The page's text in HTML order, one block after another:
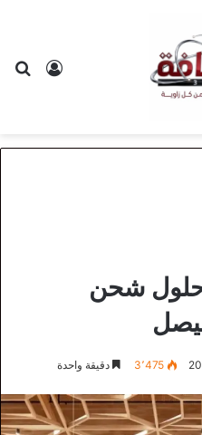
حلول شحن
3٬475 دقيقة واحدة